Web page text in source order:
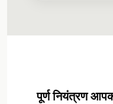
पूर्ण नियंत्रण